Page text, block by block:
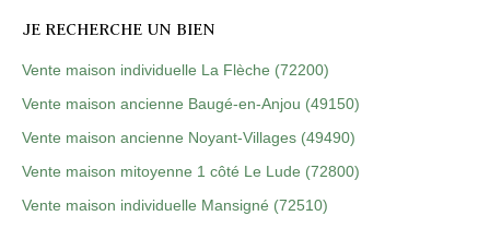
JE RECHERCHE UN BIEN
Vente maison individuelle La Flèche (72200)
Vente maison ancienne Baugé-en-Anjou (49150)
Vente maison ancienne Noyant-Villages (49490)
Vente maison mitoyenne 1 côté Le Lude (72800)
Vente maison individuelle Mansigné (72510)